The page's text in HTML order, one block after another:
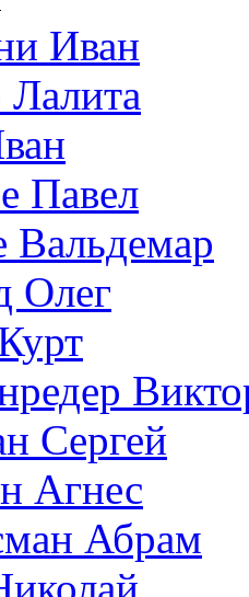
Иван
Лалита
Павел
Вальдемар
Олег
Сергей
Агнес
Абрам